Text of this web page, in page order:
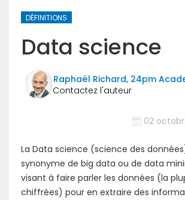
DÉFINITIONS
Data science
Raphaël Richard, 24pm
02
La Data science (science des
synonyme de big data ou de data
visant à faire parler les données (la
chiffrées) pour en extraire des